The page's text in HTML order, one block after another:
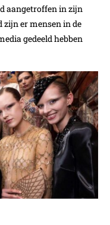
aangetroffen in zijn
zijn er mensen in de
gedeeld hebben